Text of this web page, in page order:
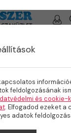
feldolgozásának
és cookie-
. Elfogadod ezeket a
adatok